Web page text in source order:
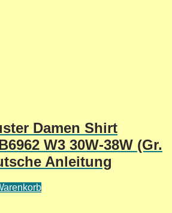
Damen Shirt
W3 30W-38W (Gr.
Anleitung